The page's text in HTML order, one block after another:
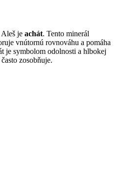
je achát. Tento minerál
vnútornú rovnováhu a pomáha
je symbolom odolnosti a hlbokej
zosobňuje.